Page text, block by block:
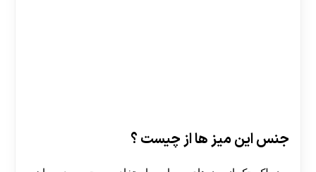
هات بت
جنس این میز ها از چیست ؟